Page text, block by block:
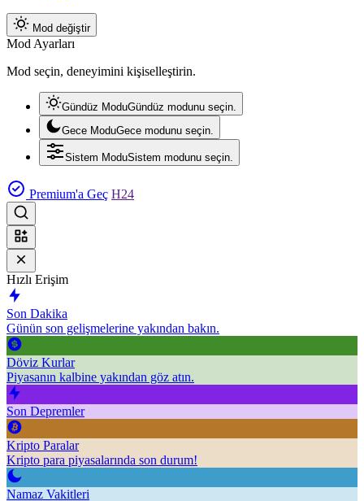
Mod değiştir
Mod Ayarları
Mod seçin, deneyimini kişiselleştirin.
Gündüz ModuGündüz modunu seçin.
Gece ModuGece modunu seçin.
Sistem ModuSistem modunu seçin.
Premium'a Geç H24
Hızlı Erişim
Son Dakika
Günün son gelişmelerine yakından bakın.
Döviz Kurlar
Piyasanın kalbine yakından göz atın.
Son Depremler
Kripto Paralar
Kripto para piyasalarında son durum!
Namaz Vakitleri